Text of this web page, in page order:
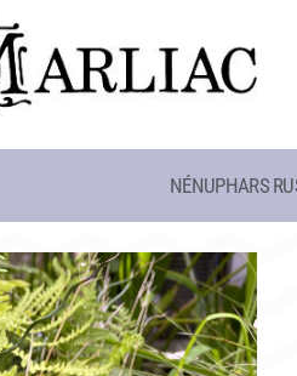
DU SITE
ENFANTS
CAFÉ
LA CARTE
NOS
NÉNUPHARS